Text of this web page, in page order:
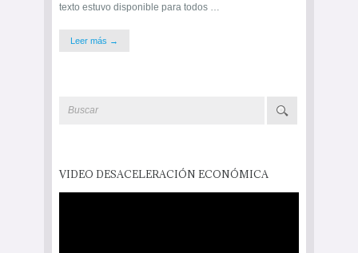
texto estuvo disponible para todos …
Leer más →
VIDEO DESACELERACIÓN ECONÓMICA